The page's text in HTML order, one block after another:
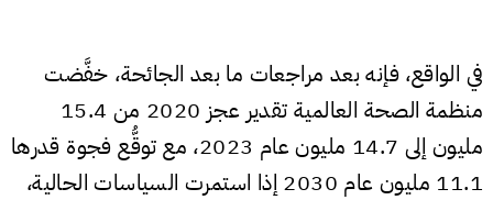
في الواقع، فإنه بعد مراجعات ما بعد الجائحة، خفَّضت
منظمة الصحة العالمية تقدير عجز 2020 من 15.4
مليون إلى 14.7 مليون عام 2023، مع توقُّع فجوة قدرها
11.1 مليون عام 2030 إذا استمرت السياسات الحالية،